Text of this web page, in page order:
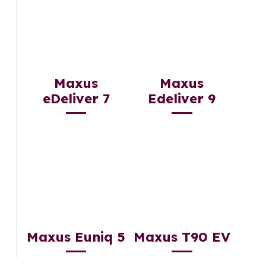
Maxus
eDeliver 7
Maxus
Edeliver 9
Maxus Euniq 5 Maxus T90 EV